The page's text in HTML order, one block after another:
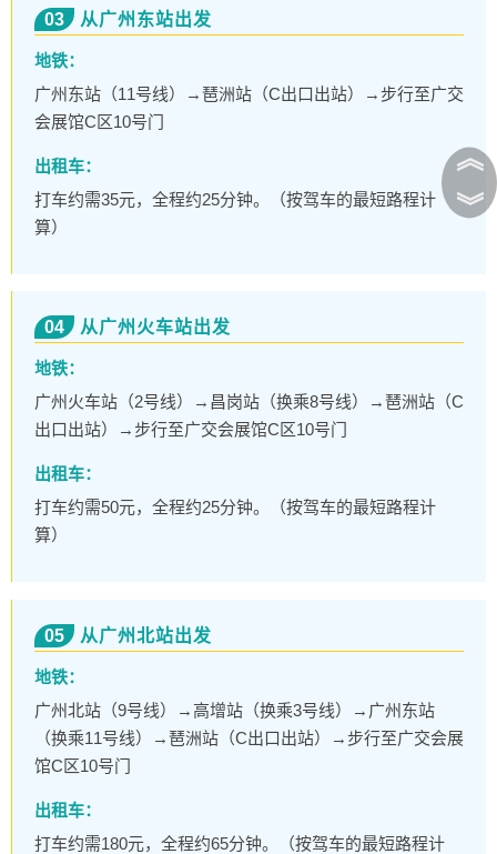
03 从广州东站出发
地铁：
广州东站（11号线）→琶洲站（C出口出站）→步行至广交
会展馆C区10号门
出租车：
打车约需35元，全程约25分钟。（按驾车的最短路程计
算）
04 从广州火车站出发
地铁：
广州火车站（2号线）→昌岗站（换乘8号线）→琶洲站（C
出口出站）→步行至广交会展馆C区10号门
出租车：
打车约需50元，全程约25分钟。（按驾车的最短路程计
算）
05 从广州北站出发
地铁：
广州北站（9号线）→高增站（换乘3号线）→广州东站
（换乘11号线）→琶洲站（C出口出站）→步行至广交会展
馆C区10号门
出租车：
打车约需180元，全程约65分钟。（按驾车的最短路程计
︽
︾